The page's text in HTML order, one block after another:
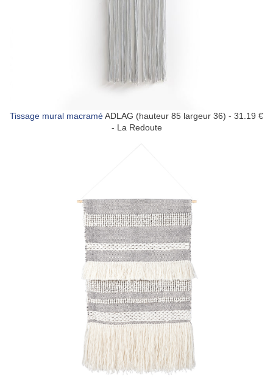
Tissage mural macraméADLAG (hauteur 85 largeur 36) - 31.19 €
- La Redoute